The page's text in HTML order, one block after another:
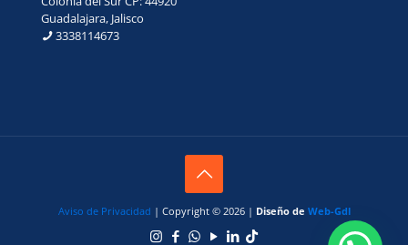
Guadalajara, Jalisco
3338114673
Aviso de Privacidad | Copyright © 2026 | Diseño de Web-Gdl